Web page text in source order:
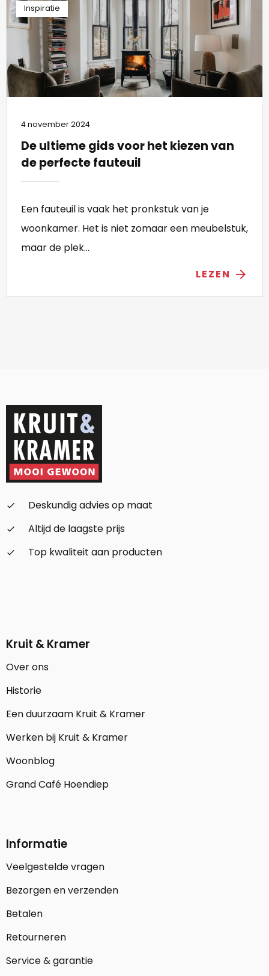
Inspiratie
4 november 2024
De ultieme gids voor het kiezen van
de perfecte fauteuil
Een fauteuil is vaak het pronkstuk van je
woonkamer. Het is niet zomaar een meubelstuk,
maar de plek...
LEZEN arrow_forward
check_small
Deskundig advies op maat
check_small
Altijd de laagste prijs
check_small
Top kwaliteit aan producten
Kruit & Kramer
Over ons
Historie
Een duurzaam Kruit & Kramer
Werken bij Kruit & Kramer
Woonblog
Grand Café Hoendiep
Informatie
Veelgestelde vragen
Bezorgen en verzenden
Betalen
Retourneren
Service & garantie